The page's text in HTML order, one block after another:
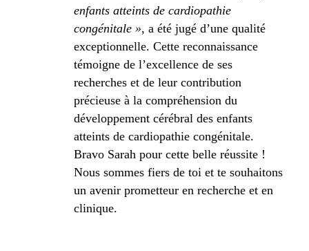
enfants atteints de cardiopathie
congénitale », a été jugé d’une qualité
exceptionnelle. Cette reconnaissance
témoigne de l’excellence de ses
recherches et de leur contribution
précieuse à la compréhension du
développement cérébral des enfants
atteints de cardiopathie congénitale.
Bravo Sarah pour cette belle réussite !
Nous sommes fiers de toi et te souhaitons
un avenir prometteur en recherche et en
clinique.